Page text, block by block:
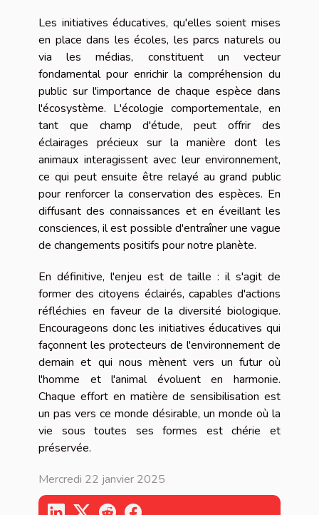
Les initiatives éducatives, qu'elles soient mises
en place dans les écoles, les parcs naturels ou
via les médias, constituent un vecteur
fondamental pour enrichir la compréhension du
public sur l'importance de chaque espèce dans
l'écosystème. L'écologie comportementale, en
tant que champ d'étude, peut offrir des
éclairages précieux sur la manière dont les
animaux interagissent avec leur environnement,
ce qui peut ensuite être relayé au grand public
pour renforcer la conservation des espèces. En
diffusant des connaissances et en éveillant les
consciences, il est possible d'entraîner une vague
de changements positifs pour notre planète.
En définitive, l'enjeu est de taille : il s'agit de
former des citoyens éclairés, capables d'actions
réfléchies en faveur de la diversité biologique.
Encourageons donc les initiatives éducatives qui
façonnent les protecteurs de l'environnement de
demain et qui nous mènent vers un futur où
l'homme et l'animal évoluent en harmonie.
Chaque effort en matière de sensibilisation est
un pas vers ce monde désirable, un monde où la
vie sous toutes ses formes est chérie et
préservée.
Mercredi 22 janvier 2025